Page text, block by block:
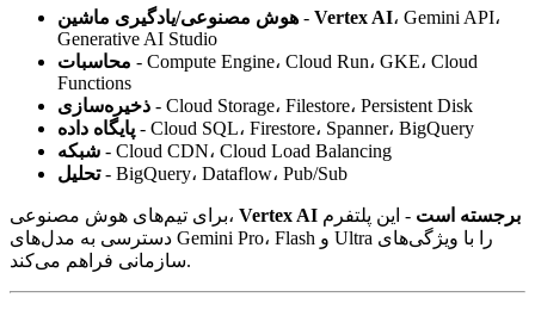
هوش مصنوعی/یادگیری ماشین - Vertex AI، Gemini API،
Generative AI Studio
محاسبات - Compute Engine، Cloud Run، GKE، Cloud
Functions
ذخیره‌سازی - Cloud Storage، Filestore، Persistent Disk
پایگاه داده - Cloud SQL، Firestore، Spanner، BigQuery
شبکه - Cloud CDN، Cloud Load Balancing
تحلیل- BigQuery، Dataflow، Pub/Sub
برای تیم‌های هوش مصنوعی، Vertex AI برجسته است - این پلتفرم
دسترسی به مدل‌های Gemini Pro، Flash و Ultra را با ویژگی‌های
سازمانی فراهم می‌کند.